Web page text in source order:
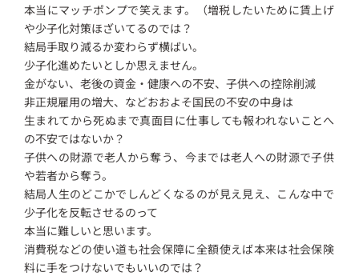
本当にマッチポンプで笑えます。（増税したいために賃上げ
や少子化対策ほざいてるのでは？
結局手取り減るか変わらず横ばい。
少子化進めたいとしか思えません。
金がない、老後の資金・健康への不安、子供への控除削減
非正規雇用の増大、などおおよそ国民の不安の中身は
生まれてから死ぬまで真面目に仕事しても報われないことへ
の不安ではないか？
子供への財源で老人から奪う、今までは老人への財源で子供
や若者から奪う。
結局人生のどこかでしんどくなるのが見え見え、こんな中で
少子化を反転させるのって
本当に難しいと思います。
消費税などの使い道も社会保障に全額使えば本来は社会保険
料に手をつけないでもいいのでは？